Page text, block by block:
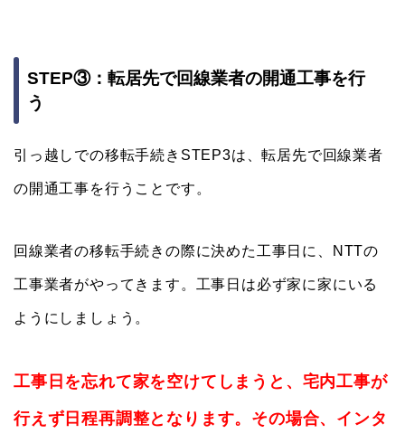
STEP③：転居先で回線業者の開通工事を行
う
引っ越しでの移転手続きSTEP3は、転居先で回線業者
の開通工事を行うことです。
回線業者の移転手続きの際に決めた工事日に、NTTの
工事業者がやってきます。工事日は必ず家に家にいる
ようにしましょう。
工事日を忘れて家を空けてしまうと、宅内工事が
行えず日程再調整となります。その場合、インタ